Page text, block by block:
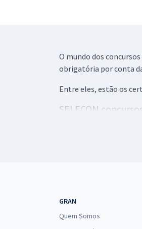
O mundo dos
obrigatória por conta
Entre eles, estão os
SELECON
A SELECON, ou
provas e seleção dos
É um instituto que
GRAN
Quem Somos